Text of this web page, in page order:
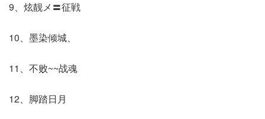
9、炫靓メ〓征戦
10、墨染倾城、
11、不败~~战魂
12、脚踏日月